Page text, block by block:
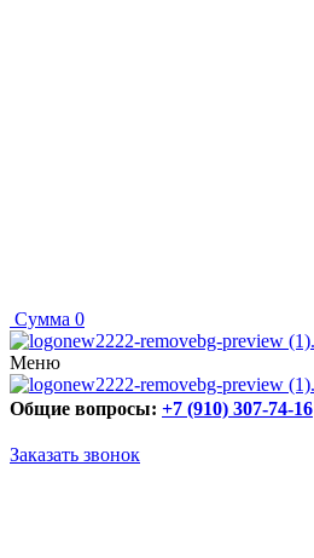
Сумма 0
Меню
Общие вопросы: +7 (910) 307-74-16
Заказать звонок